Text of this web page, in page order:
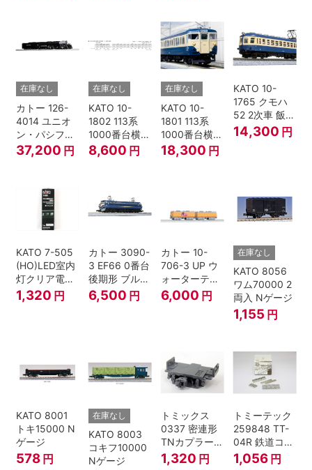
在庫なし
カトー 126-
4014 ユニオ
ン・パシフィ
ック鉄道 ビッ
グボーイ＃
37,200 円
在庫なし
KATO 10-
1802 113系
1000番台横須
賀・総武快速
線 増結4両セ
8,600 円
在庫なし
KATO 10-
1801 113系
1000番台横須
賀・総武快速
線 基本7両セ
18,300 円
KATO 10-
1765 クモハ
52 2次車 飯田
線 4両セット
Nゲージ
14,300 円
KATO 7-505
(HO)LED室内
灯クリア電球
色
1,320 円
カトー 3090-
3 EF66 0番台
後期形 ブルー
トレイン牽引
機
6,500 円
カトー 10-
706-3 UP ウ
ォーターテン
ダー 2両入
6,000 円
在庫なし
KATO 8056
ワム70000 2
両入 Nゲージ
1,155 円
KATO 8001
トキ15000 N
ゲージ
578 円
在庫なし
KATO 8003
コキフ10000
Nゲージ
トミックス
0337 密連形
TNカプラー
(6個入・SPタ
1,320 円
トミーテック
259848 TT-
04R 鉄道コレ
クション
1,056 円